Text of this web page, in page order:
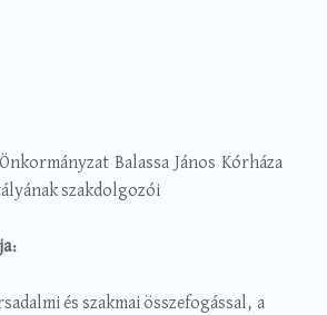
Balassa János Kórháza
szakdolgozói
és szakmai összefogással, a